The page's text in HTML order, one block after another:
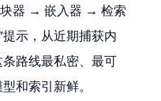
器 → 嵌入器 → 检索
示，从近期捕获内
路线最私密、最可
和索引新鲜。